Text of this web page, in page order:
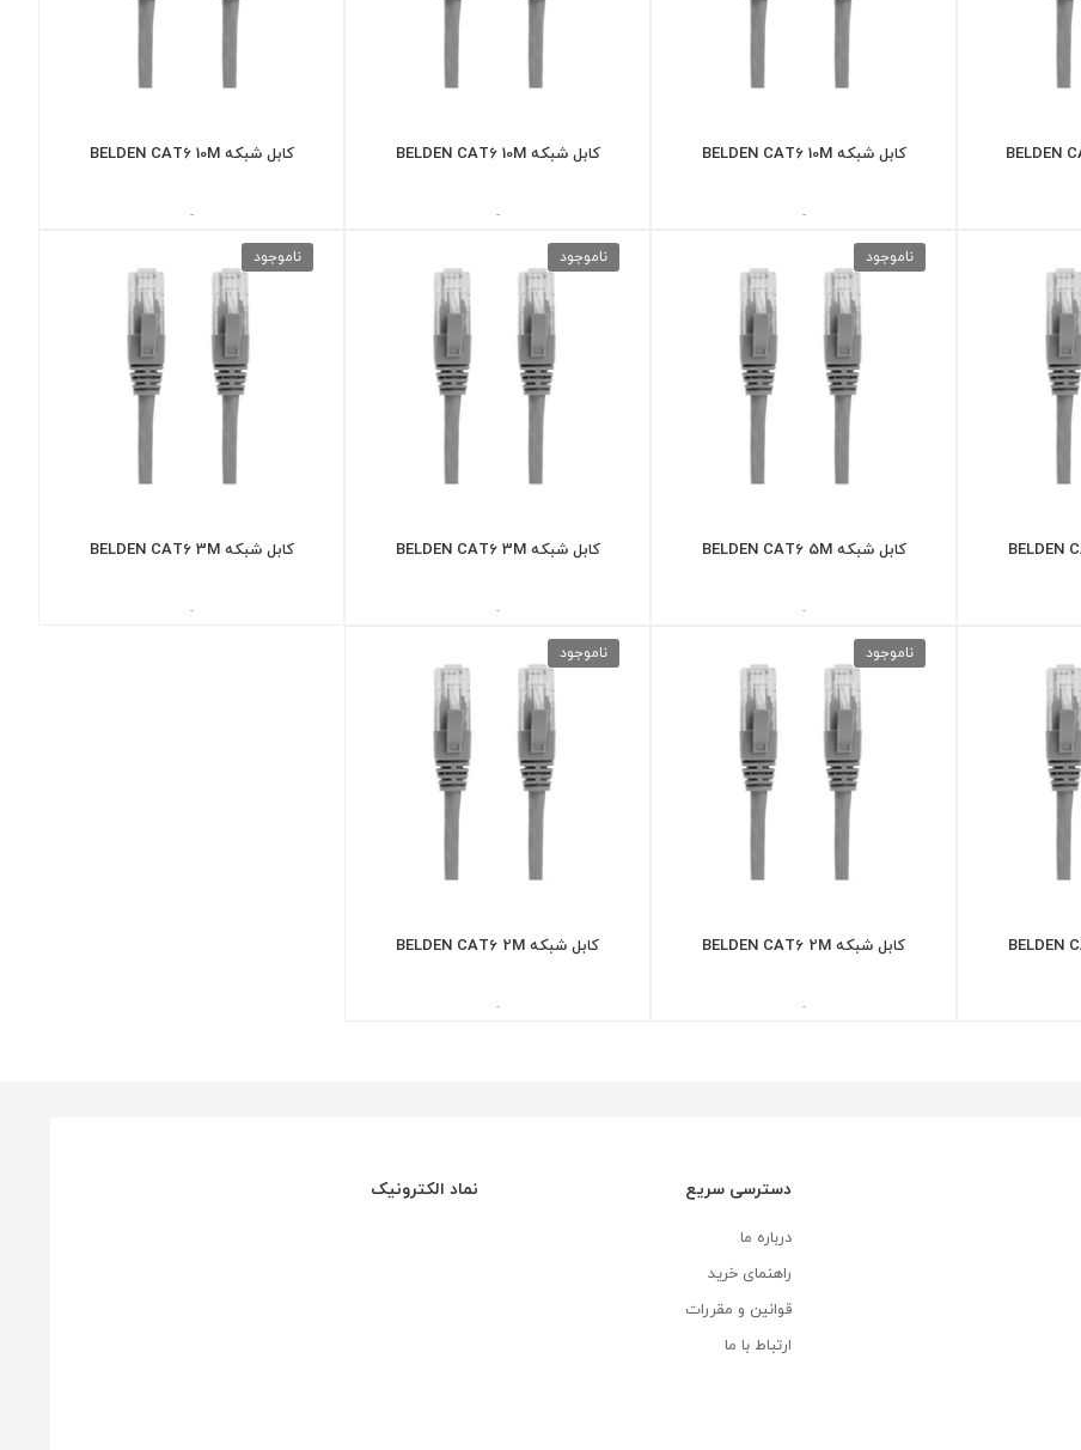
کابل شبکه BELDEN CAT6 10M
-
کابل شبکه BELDEN CAT6 10M
-
کابل شبکه BELDEN CAT6 10M
-
ناموجود
کابل شبکه BELDEN CAT6 5M
-
ناموجود
کابل شبکه BELDEN CAT6 3M
-
ناموجود
کابل شبکه BELDEN CAT6 3M
-
ناموجود
کابل شبکه BELDEN CAT6 2M
-
ناموجود
کابل شبکه BELDEN CAT6 2M
-
دسترسی سریع
درباره ما
راهنمای خرید
قوانین و مقررات
ارتباط با ما
نماد الکترونیک